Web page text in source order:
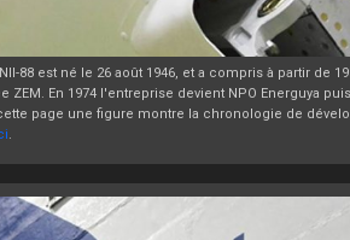
est né le 26 août 1946, et a compris à partir de
En 1974 l'entreprise devient NPO Energuya
page une figure montre la chronologie de
.